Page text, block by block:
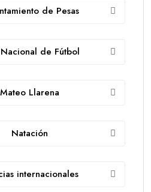
de Pesas
de Fútbol
Mateo Llarena
Natación
internacionales